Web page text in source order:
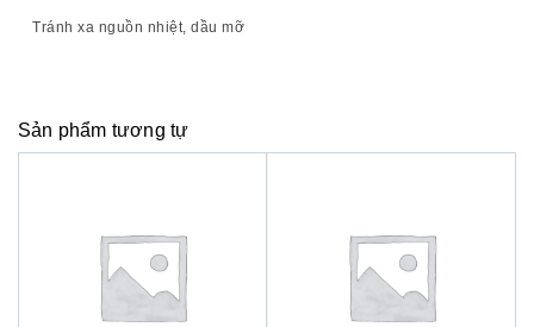
Tránh xa nguồn nhiệt, dầu mỡ
Sản phẩm tương tự